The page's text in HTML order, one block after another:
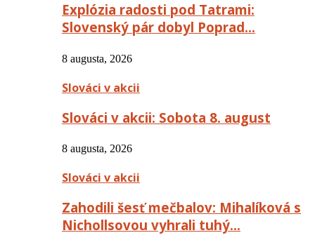
Explózia radosti pod Tatrami:
Slovenský pár dobyl Poprad…
8 augusta, 2026
Slováci v akcii
Slováci v akcii: Sobota 8. august
8 augusta, 2026
Slováci v akcii
Zahodili šesť mečbalov: Mihalíková s
Nichollsovou vyhrali tuhý…